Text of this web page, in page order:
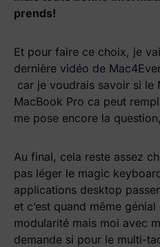
prends!
Et pour faire ce choix, je
dernière vidéo de
car je voudrais savoir si le
MacBook Pro ca peut
me pose encore la
Au final, cela reste assez
pas léger le magic
applications desktop
et c’est quand même
modularité mais moi avec
demande si pour le multi-